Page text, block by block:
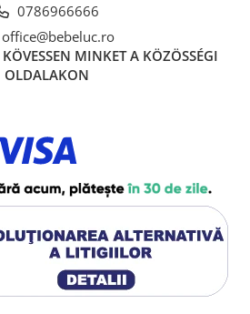
0786966666
office@bebeluc.ro
KÖVESSEN MINKET A KÖZÖSSÉGI
OLDALAKON